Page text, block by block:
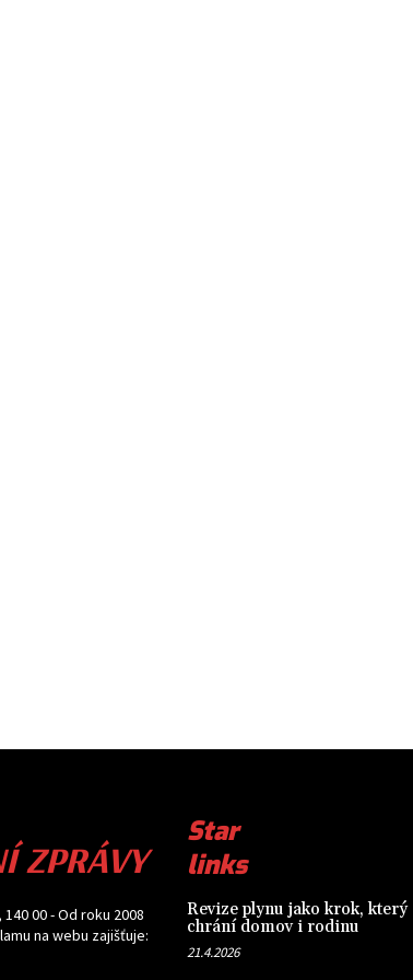
ZPRÁVY
140 00 - Od roku 2008
na webu zajišťuje:
Star
links
Revize plynu jako krok, který
chrání domov i rodinu
21.4.2026